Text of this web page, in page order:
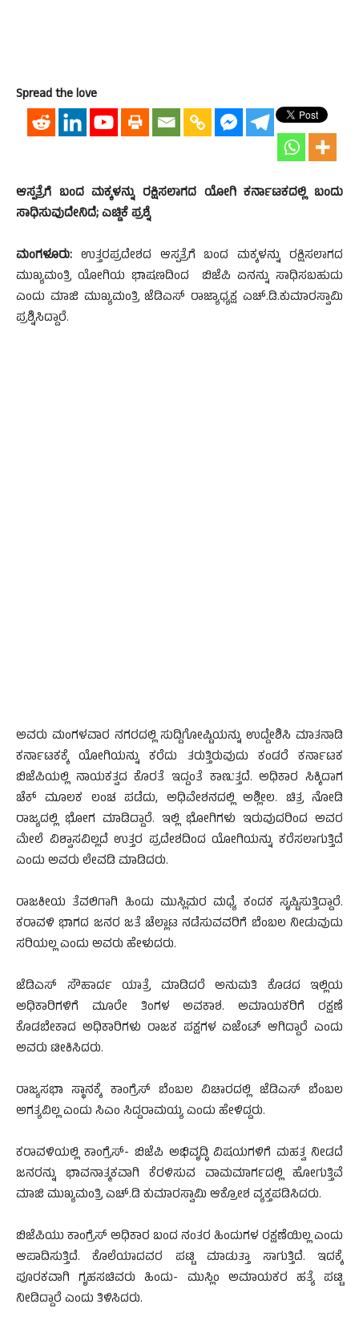
Spread the love
ಆಸ್ಪತ್ರೆಗೆ ಬಂದ ಮಕ್ಕಳನ್ನು ರಕ್ಷಿಸಲಾಗದ ಯೋಗಿ ಕರ್ನಾಟಕದಲ್ಲಿ ಬಂದು
ಸಾಧಿಸುವುದೇನಿದೆ; ಎಚ್ಡಿಕೆ ಪ್ರಶ್ನೆ
ಮಂಗಳೂರು: ಉತ್ತರಪ್ರದೇಶದ ಆಸ್ಪತ್ರೆಗೆ ಬಂದ ಮಕ್ಕಳನ್ನು ರಕ್ಷಿಸಲಾಗದ
ಮುಖ್ಯಮಂತ್ರಿ ಯೋಗಿಯ ಭಾಷಣದಿಂದ ಬಿಜೆಪಿ ಏನನ್ನು ಸಾಧಿಸಬಹುದು
ಎಂದು ಮಾಜಿ ಮುಖ್ಯಮಂತ್ರಿ ಜೆಡಿಎಸ್ ರಾಜ್ಯಾಧ್ಯಕ್ಷ ಎಚ್.ಡಿ.ಕುಮಾರಸ್ವಾಮಿ
ಪ್ರಶ್ನಿಸಿದ್ದಾರೆ.
ಅವರು ಮಂಗಳವಾರ ನಗರದಲ್ಲಿ ಸುದ್ದಿಗೋಷ್ಟಿಯನ್ನು ಉದ್ದೇಶಿಸಿ ಮಾತನಾಡಿ
ಕರ್ನಾಟಕಕ್ಕೆ ಯೋಗಿಯನ್ನು ಕರೆದು ತರುತ್ತಿರುವುದು ಕಂಡರೆ ಕರ್ನಾಟಕ
ಬಿಜೆಪಿಯಲ್ಲಿ ನಾಯಕತ್ವದ ಕೊರತೆ ಇದ್ದಂತೆ ಕಾಣುತ್ತದೆ. ಅಧಿಕಾರ ಸಿಕ್ಕಿದಾಗ
ಚೆಕ್ ಮೂಲಕ ಲಂಚ ಪಡೆದು, ಅಧಿವೇಶನದಲ್ಲಿ ಅಶ್ಲೀಲ. ಚಿತ್ರ ನೋಡಿ
ರಾಜ್ಯದಲ್ಲಿ ಭೋಗ ಮಾಡಿದ್ದಾರೆ. ಇಲ್ಲಿ ಭೋಗಿಗಳು ಇರುವುದರಿಂದ ಅವರ
ಮೇಲೆ ವಿಶ್ವಾಸವಿಲ್ಲದೆ ಉತ್ತರ ಪ್ರದೇಶದಿಂದ ಯೋಗಿಯನ್ನು ಕರೆಸಲಾಗುತ್ತಿದೆ
ಎಂದು ಅವರು ಲೇವಡಿ ಮಾಡಿದರು.
ರಾಜಕೀಯ ತೆವಲಿಗಾಗಿ ಹಿಂದು ಮುಸ್ಲಿಮರ ಮಧ್ಯೆ ಕಂದಕ ಸೃಷ್ಟಿಸುತ್ತಿದ್ದಾರೆ‌.
ಕರಾವಳಿ ಭಾಗದ ಜನರ ಜತೆ ಚೆಲ್ಲಾಟ ನಡೆಸುವವರಿಗೆ ಬೆಂಬಲ‌ ನೀಡುವುದು
ಸರಿಯಲ್ಲ ಎಂದು ಅವರು ಹೇಳುದರು.
ಜೆಡಿಎಸ್ ಸೌಹಾರ್ದ ಯಾತ್ರೆ ಮಾಡಿದರೆ ಅನುಮತಿ ಕೊಡದ ಇಲ್ಲಿಯ
ಅಧಿಕಾರಿಗಳಿಗೆ ಮೂರೇ ತಿಂಗಳ ಅವಕಾಶ. ಅಮಾಯಕರಿಗೆ ರಕ್ಷಣೆ
ಕೊಡಬೇಕಾದ ಅಧಿಕಾರಿಗಳು ರಾಜಕ ಪಕ್ಷಗಳ‌ ಏಜೆಂಟ್ ಆಗಿದ್ದಾರೆ ಎಂದು
ಅವರು ಟೀಕಿಸಿದರು.
ರಾಜ್ಯಸಭಾ ಸ್ಥಾನಕ್ಕೆ ಕಾಂಗ್ರೆಸ್ ಬೆಂಬಲ ವಿಚಾರದಲ್ಲಿ ಜೆಡಿಎಸ್ ಬೆಂಬಲ
ಅಗತ್ಯವಿಲ್ಲ ಎಂದು ಸಿಎಂ ಸಿದ್ದರಾಮಯ್ಯ ಎಂದು ಹೇಳಿದ್ದರು.
ಕರಾವಳಿಯಲ್ಲಿ ಕಾಂಗ್ರೆಸ್- ಬಿಜೆಪಿ ಅಭಿವೃದ್ಧಿ ವಿಷಯಗಳಿಗೆ ಮಹತ್ವ ನೀಡದೆ
ಜನರನ್ನು ಭಾವನಾತ್ಮಕವಾಗಿ ಕೆರಳಿಸುವ ವಾಮಮಾರ್ಗದಲ್ಲಿ ಹೋಗುತ್ತಿವೆ
ಮಾಜಿ ಮುಖ್ಯಮಂತ್ರಿ ಎಚ್.ಡಿ‌ ಕುಮಾರಸ್ವಾಮಿ ಆಕ್ರೋಶ ವ್ಯಕ್ತಪಡಿಸಿದರು.
ಬಿಜೆಪಿಯು ಕಾಂಗ್ರೆಸ್ ಅಧಿಕಾರ ಬಂದ ನಂತರ ಹಿಂದುಗಳ ರಕ್ಷಣೆಯಿಲ್ಲ ಎಂದು
ಆಪಾದಿಸುತ್ತಿದೆ. ಕೊಲೆಯಾದವರ ಪಟ್ಟಿ ಮಾಡುತ್ತಾ ಸಾಗುತ್ತಿದೆ. ಇದಕ್ಕೆ
ಪೂರಕವಾಗಿ ಗೃಹಸಚಿವರು ಹಿಂದು- ಮುಸ್ಲಿಂ ಅಮಾಯಕರ ಹತ್ಯೆ ಪಟ್ಟಿ
ನೀಡಿದ್ದಾರೆ ಎಂದು ತಿಳಿಸಿದರು.